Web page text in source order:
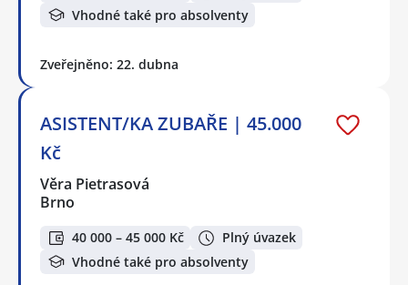
Vhodné také pro absolventy
Zveřejněno: 22. dubna
ASISTENT/KA ZUBAŘE | 45.000
Kč
Věra Pietrasová
Brno
40 000 – 45 000 Kč
Plný úvazek
Vhodné také pro absolventy